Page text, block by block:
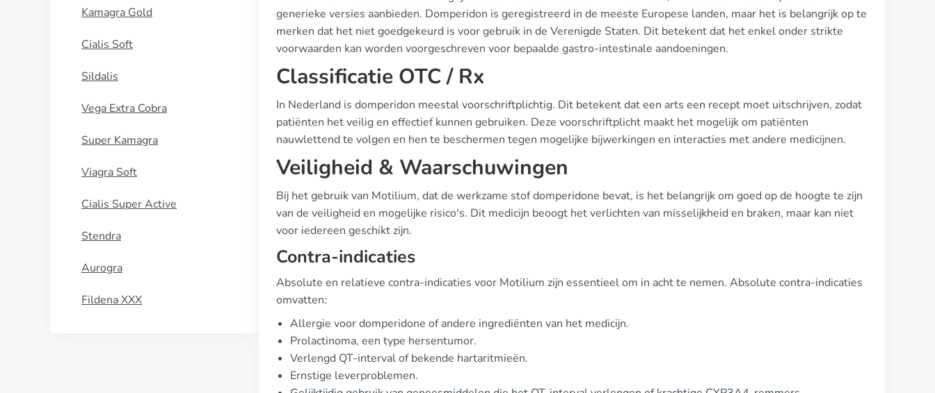
Kamagra Gold
Cialis Soft
Sildalis
Vega Extra Cobra
Super Kamagra
Viagra Soft
Cialis Super Active
Stendra
Aurogra
Fildena XXX
generieke versies aanbieden. Domperidon is geregistreerd in de meeste Europese landen, maar het is belangrijk op te
merken dat het niet goedgekeurd is voor gebruik in de Verenigde Staten. Dit betekent dat het enkel onder strikte
voorwaarden kan worden voorgeschreven voor bepaalde gastro-intestinale aandoeningen.
Classificatie OTC / Rx
In Nederland is domperidon meestal voorschriftplichtig. Dit betekent dat een arts een recept moet uitschrijven, zodat
patiënten het veilig en effectief kunnen gebruiken. Deze voorschriftplicht maakt het mogelijk om patiënten
nauwlettend te volgen en hen te beschermen tegen mogelijke bijwerkingen en interacties met andere medicijnen.
Veiligheid & Waarschuwingen
Bij het gebruik van Motilium, dat de werkzame stof domperidone bevat, is het belangrijk om goed op de hoogte te zijn
van de veiligheid en mogelijke risico's. Dit medicijn beoogt het verlichten van misselijkheid en braken, maar kan niet
voor iedereen geschikt zijn.
Contra-indicaties
Absolute en relatieve contra-indicaties voor Motilium zijn essentieel om in acht te nemen. Absolute contra-indicaties
omvatten:
Allergie voor domperidone of andere ingrediënten van het medicijn.
Prolactinoma, een type hersentumor.
Verlengd QT-interval of bekende hartaritmieën.
Ernstige leverproblemen.